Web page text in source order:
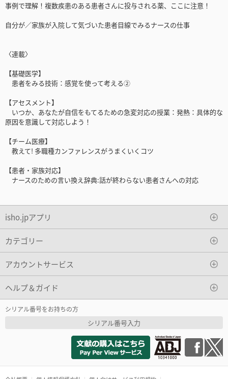
事例で理解！複数疾患のある患者さんに投与される薬、ここに注意！
自分が／家族が入院して気づいた患者目線でみるナースの仕事
〈連載〉
【基礎医学】
患者をみる技術：感覚を使って考える②
【アセスメント】
いつか、あなたが自信をもてるための急変対応の授業：発熱：具体的な
原因を意識して対応しよう！
【チーム医療】
教えて! 多職種カンファレンスがうまくいくコツ
【患者・家族対応】
ナースのための言い換え辞典:話が終わらない患者さんへの対応
isho.jpアプリ
カテゴリー
アカウントサービス
ヘルプ＆ガイド
シリアル番号をお持ちの方
シリアル番号入力